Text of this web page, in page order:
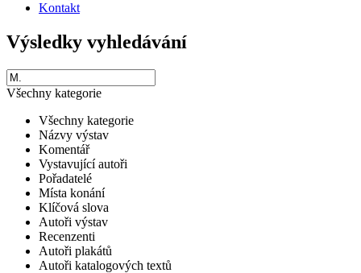
Kontakt
Výsledky vyhledávání
Všechny kategorie
Všechny kategorie
Názvy výstav
Komentář
Vystavující autoři
Pořadatelé
Místa konání
Klíčová slova
Autoři výstav
Recenzenti
Autoři plakátů
Autoři katalogových textů